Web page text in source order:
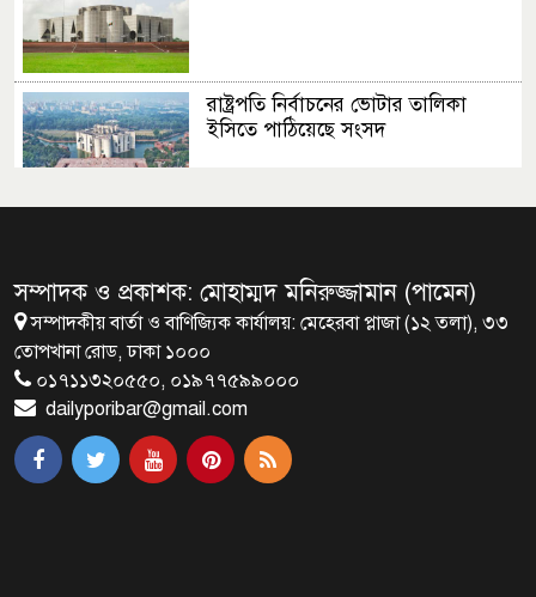
রাষ্ট্রপতি নির্বাচনের ভোটার তালিকা
ইসিতে পাঠিয়েছে সংসদ
ব্রাক্ষণবাড়িয়ায় বইপড়া কর্মসূচীর
মালয়েশিয়ায় মারামারি করে তিন
বাংলাদেশি নিহত
সম্পাদক ও প্রকাশক: মোহাম্মদ মনিরুজ্জামান (পামেন)
সম্পাদকীয় বার্তা ও বাণিজ্যিক কার্যালয়: মেহেরবা প্লাজা (১২ তলা), ৩৩
তোপখানা রোড, ঢাকা ১০০০
০১৭১১৩২০৫৫০, ০১৯৭৭৫৯৯০০০
dailyporibar@gmail.com